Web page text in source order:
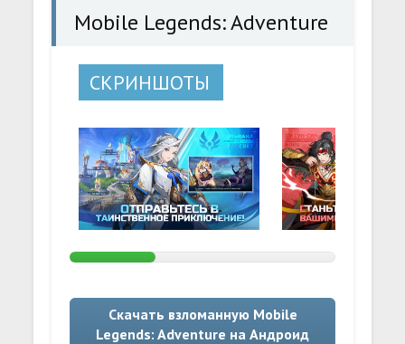
Mobile Legends: Adventure
СКРИНШОТЫ
Скачать взломанную Mobile
Legends: Adventure на Андроид